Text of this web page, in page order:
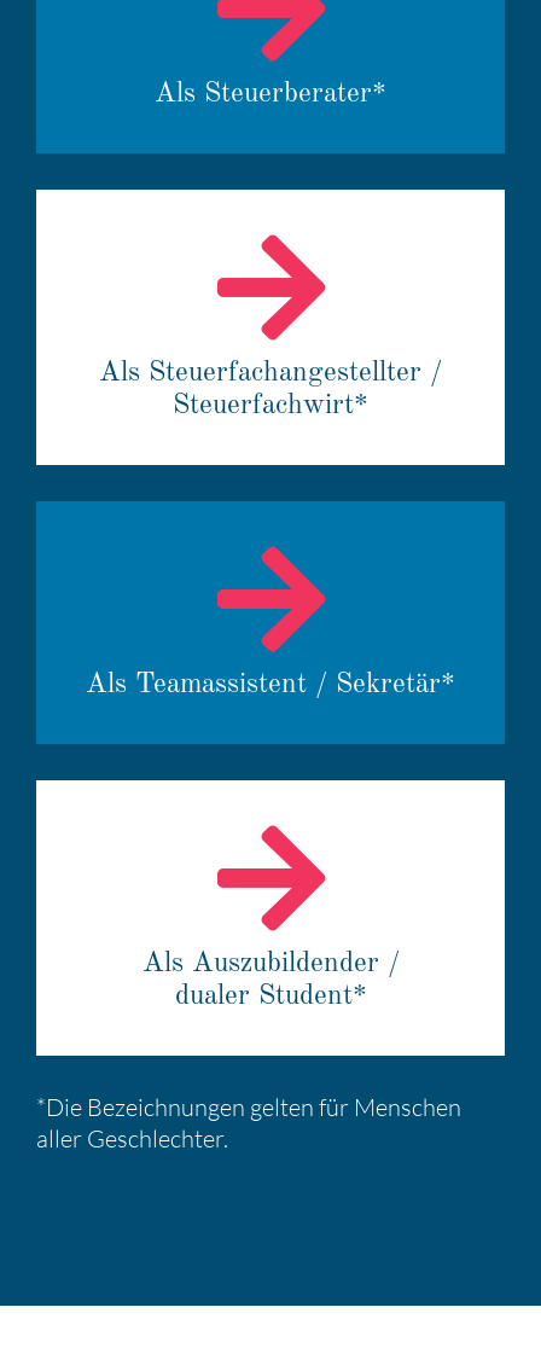
Als Steuer­be­rater*
Als Steuer­fach­an­ge­stellter /
Steuer­fach­wirt*
Als Teamas­sis­tent / Sekretär*
Als Auszu­bil­dender /
dualer Student*
*Die Bezeich­nungen gelten für Menschen
aller Geschlechter.